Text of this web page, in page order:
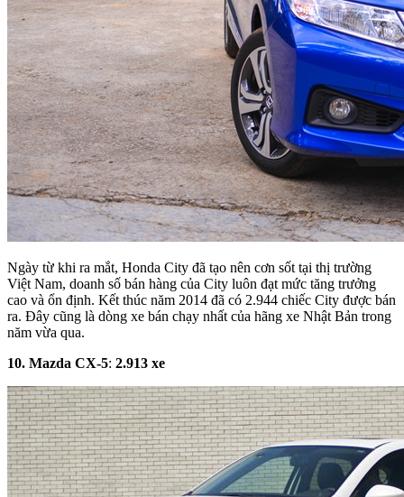
Ngày từ khi ra mắt, Honda City đã tạo nên cơn sốt tại thị trường
Việt Nam, doanh số bán hàng của City luôn đạt mức tăng trưởng
cao và ổn định. Kết thúc năm 2014 đã có 2.944 chiếc City được bán
ra. Đây cũng là dòng xe bán chạy nhất của hãng xe Nhật Bản trong
năm vừa qua.
10. Mazda CX-5: 2.913 xe